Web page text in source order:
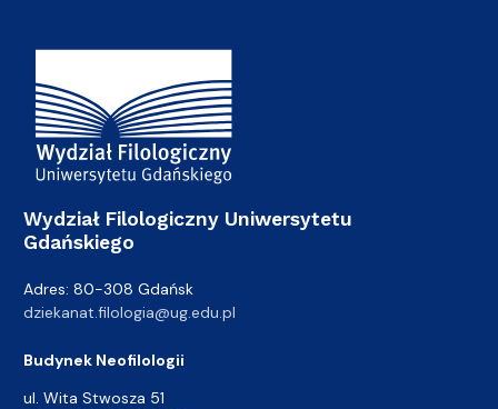
Adres Wydziału
Wydział Filologiczny Uniwersytetu
Gdańskiego
Adres: 80-308 Gdańsk
dziekanat.filologia@ug.edu.pl
Budynek Neofilologii
ul. Wita Stwosza 51